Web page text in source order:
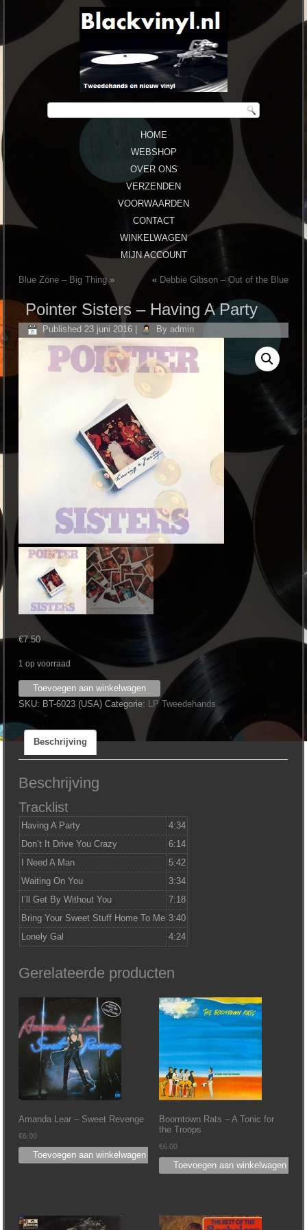
HOME
WEBSHOP
OVER ONS
VERZENDEN
VOORWAARDEN
CONTACT
WINKELWAGEN
MIJN ACCOUNT
Blue Zöne ‎– Big Thing» « Debbie Gibson – Out of the Blue
Pointer Sisters ‎– Having A Party
Published 23 juni 2016 By admin
€7.50
1 op voorraad
Pointer
Sisters
Having
Party
aantal
Toevoegen aan winkelwagen
SKU: BT-6023 (USA) Categorie: LP Tweedehands
Beschrijving
Beschrijving
Tracklist
Having A Party
4:34
Don’t It Drive You Crazy
6:14
I Need A Man
5:42
Waiting On You
3:34
I’ll Get By Without You
7:18
Bring Your Sweet Stuff Home To Me 3:40
Lonely Gal
4:24
Gerelateerde producten
Amanda Lear – Sweet Revenge
€6.00
Toevoegen aan winkelwagen
Boomtown Rats – A Tonic for
the Troops
€6.00
Toevoegen aan winkelwagen